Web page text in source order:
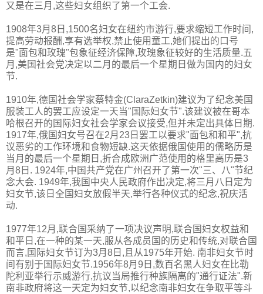
又是在三月,这些妇女组织了第一个工会.
1908年3月8日,1500名妇女在纽约市游行,要求缩短工作时间,
提高劳动报酬,享有选举权,禁止使用童工,她们提出的口号
是"面包和玫瑰"包象征经济保障,玫瑰象征较好的生活质量.五
月,美国社会党决定以二月的最后一个星期日做为国内的妇女
节.
1910年,德国社会学家蔡特金(ClaraZetkin)建议为了纪念美国
服装工人的罢工应设定一天当"国际妇女节".该建议被在哥本
哈根召开的国际妇女社会学家会议接受,但并未定出具体日期.
1917年,俄国妇女号召在2月23日罢工以要求"面包和和平",抗
议恶劣的工作环境和食物短缺.这天依据俄国使用的儒略历是
当月的最后一个星期日,折合成欧洲广范使用的格里高历是3
月8日. 1924年,中国共产党在广州召开了第一次"三、八"节纪
念大会. 1949年,我国中央人民政府作出决定,将三月八日定为
妇女节,该日全国妇女放假半天,举行各种仪式的纪念,祝庆活
动.
1977年12月,联合国采纳了一项决议声明,联合国妇女权益和
和平日,在一种的某一天,服从各成员国的历史和传统,对联合国
而言,国际妇女节订为3月8日,且从1975年开始. 南非妇女节时
间有别于国际妇女节.1956年8月9日,数百名黑人妇女在比勒
陀利亚举行示威游行,抗议当局推行种族隔离的"通行证法".新
南非政府将这一天定为妇女节,以纪念南非妇女在争取平等斗